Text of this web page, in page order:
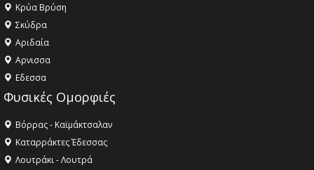
Κρύα Βρύση
Σκύδρα
Αριδαία
Aρνισσα
Eδεσσα
Φυσικές Ομορφιές
Βόρρας - Καϊμάκτσαλαν
Καταρράκτες Έδεσσας
Λουτράκι - Λουτρά